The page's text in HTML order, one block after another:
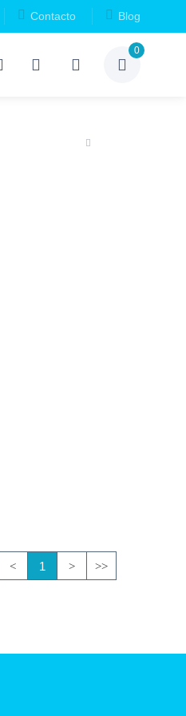
Contacto Blog
0
< 1 > >>